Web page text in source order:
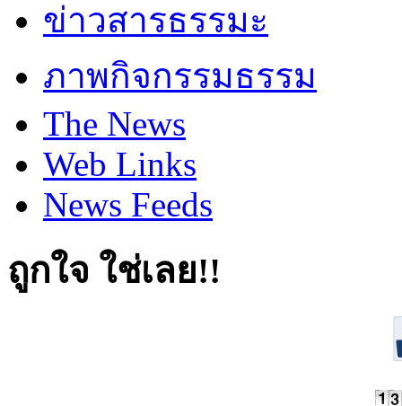
ข่าวสารธรรมะ
ภาพกิจกรรมธรรม
The News
Web Links
News Feeds
ถูกใจ ใช่เลย!!